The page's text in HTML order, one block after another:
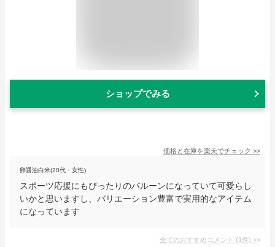
ショップでみる
価格と在庫を楽天でチェック >>
卵醤油白米(20代・女性)
スポーツ応援にもぴったりのバルーンになっていて可愛らし
いかと思いますし、バリエーション豊富で実用的なアイテム
になっています
全てのおすすめコメント (1件) >